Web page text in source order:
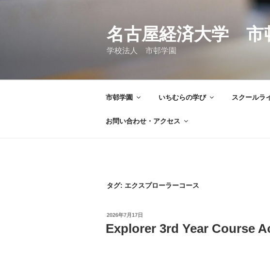
名古屋経済大学 市
学校法人 市邨学園
市邨学園 いちむらの学び スクールラ
お問い合わせ・アクセス
タグ: エクスプローラーコース
投
日:
2026年7月17日
Explorer 3rd Year Course